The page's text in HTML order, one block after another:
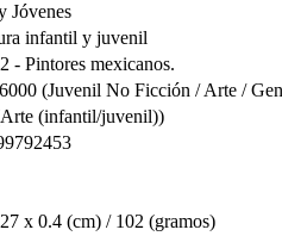
Jóvenes
infantil y juvenil
- Pintores mexicanos.
(Juvenil No Ficción / Arte /
(infantil/juvenil))
x 0.4 (cm) / 102 (gramos)